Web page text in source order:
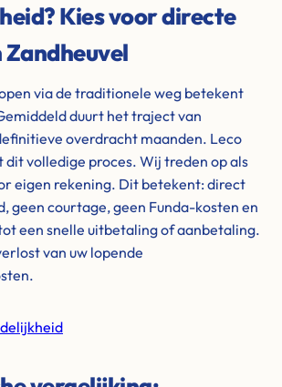
Kies voor directe
via de traditionele weg betekent
duurt het traject van
overdracht maanden. Leco
dit volledige proces. Wij treden op als
eigen rekening. Dit betekent: direct
geen courtage, geen Funda-kosten en
een snelle uitbetaling of aanbetaling.
van uw lopende